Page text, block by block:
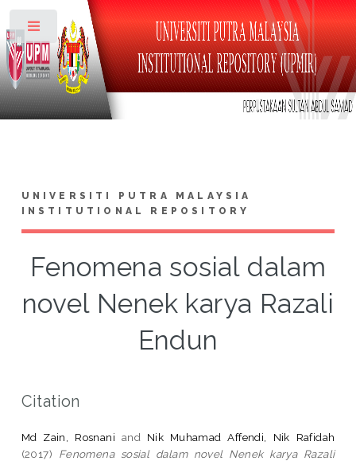
UNIVERSITI PUTRA MALAYSIA
INSTITUTIONAL REPOSITORY
Fenomena sosial dalam
novel Nenek karya Razali
Endun
Citation
Md Zain, Rosnani and Nik Muhamad Affendi, Nik Rafidah
(2017) Fenomena sosial dalam novel Nenek karya Razali
Toggle